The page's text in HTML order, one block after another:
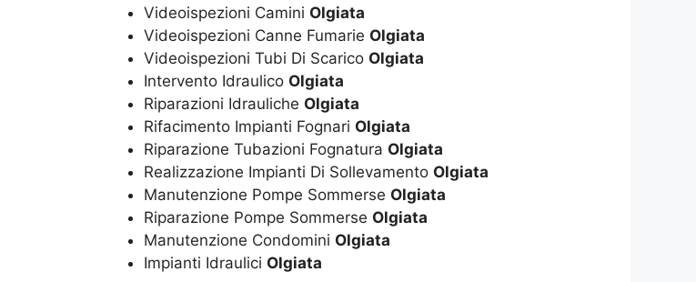
Videoispezioni Camini Olgiata
Videoispezioni Canne Fumarie Olgiata
Videoispezioni Tubi Di Scarico Olgiata
Intervento Idraulico Olgiata
Riparazioni Idrauliche Olgiata
Rifacimento Impianti Fognari Olgiata
Riparazione Tubazioni Fognatura Olgiata
Realizzazione Impianti Di Sollevamento Olgiata
Manutenzione Pompe Sommerse Olgiata
Riparazione Pompe Sommerse Olgiata
Manutenzione Condomini Olgiata
Impianti Idraulici Olgiata